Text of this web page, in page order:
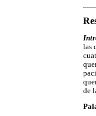
las
de